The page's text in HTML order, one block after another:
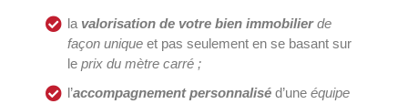
la valorisation de votre bien immobilierde
façon unique et pas seulement en se basant sur
le prix du mètre carré ;
l’accompagnement personnalisé d’une équipe